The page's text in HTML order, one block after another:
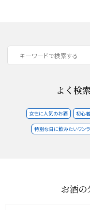
よく検
女性に人気のお酒 初心
特別な日に飲みたいワン
お酒の